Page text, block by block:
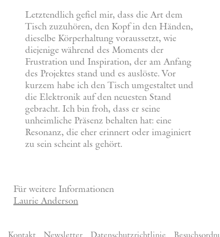
Letztendlich gefiel mir, dass die Art dem
Tisch zuzuhören, den Kopf in den Händen,
dieselbe Körperhaltung voraussetzt, wie
diejenige während des Moments der
Frustration und Inspiration, der am Anfang
des Projektes stand und es auslöste. Vor
kurzem habe ich den Tisch umgestaltet und
die Elektronik auf den neuesten Stand
gebracht. Ich bin froh, dass er seine
unheimliche Präsenz behalten hat: eine
Resonanz, die eher erinnert oder imaginiert
zu sein scheint als gehört.
Für weitere Informationen
Laurie Anderson